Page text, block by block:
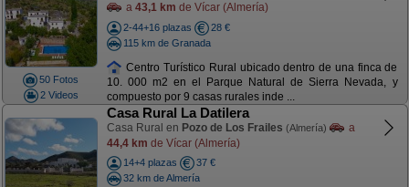
50 Fotos
2 Videos
a 43,1 km de Vícar (Almería)
2-44+16 plazas
28 €
115 km de Granada
Centro Turístico Rural ubicado dentro de una finca de
10. 000 m2 en el Parque Natural de Sierra Nevada, y
compuesto por 9 casas rurales inde ...
Casa Rural La Datilera
Casa Rural en Pozo de Los Frailes (Almería)
a
44,4 km de Vícar (Almería)
14+4 plazas
37 €
32 km de Almería